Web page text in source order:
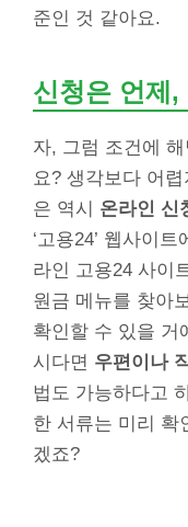
준인 것 같아요.
신청은 언제
자, 그럼 조건에
요? 생각보다 어
은 역시 온라인 신
‘고용24’ 웹사이
라인 고용24 사이
원금 메뉴를 찾아
확인할 수 있을 거
시다면 우편이나
법도 가능하다고
한 서류는 미리 확
겠죠?